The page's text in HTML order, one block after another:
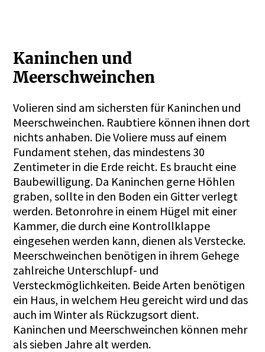
Kaninchenund
Meerschweinchen
Volieren sind am sichersten für Kaninchen und
Meerschweinchen. Raubtiere können ihnen dort
nichts anhaben. Die Voliere muss auf einem
Fundament stehen, das mindestens 30
Zentimeter in die Erde reicht. Es braucht eine
Baubewilligung. Da Kaninchen gerne Höhlen
graben, sollte in den Boden ein Gitter verlegt
werden. Betonrohre in einem Hügel mit einer
Kammer, die durch eine Kontrollklappe
eingesehen werden kann, dienen als Verstecke.
Meerschweinchen benötigen in ihrem Gehege
zahlreiche Unterschlupf- und
Versteckmöglichkeiten. Beide Arten benötigen
ein Haus, in welchem Heu gereicht wird und das
auch im Winter als Rückzugsort dient.
Kaninchen und Meerschweinchen können mehr
als sieben Jahre alt werden.